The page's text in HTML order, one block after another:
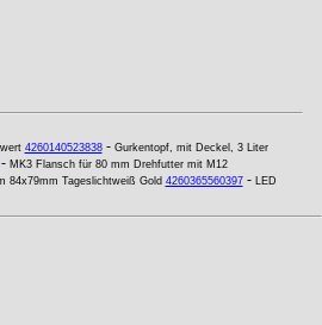
4260140523838- Gurkentopf, mit Deckel, 3 Liter
MK3 Flansch für 80 mm Drehfutter mit M12
84x79mm Tageslichtweiß Gold 4260365560397- LED